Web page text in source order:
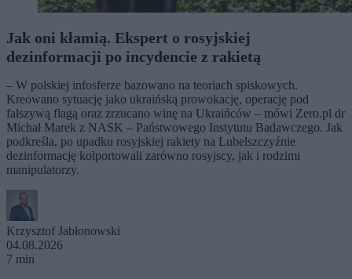
Jak oni kłamią. Ekspert o rosyjskiej
dezinformacji po incydencie z rakietą
– W polskiej infosferze bazowano na teoriach spiskowych.
Kreowano sytuację jako ukraińską prowokację, operację pod
fałszywą flagą oraz zrzucano winę na Ukraińców – mówi Zero.pl dr
Michał Marek z NASK – Państwowego Instytutu Badawczego. Jak
podkreśla, po upadku rosyjskiej rakiety na Lubelszczyźnie
dezinformację kolportowali zarówno rosyjscy, jak i rodzimi
manipulatorzy.
Krzysztof Jabłonowski
04.08.2026
7 min